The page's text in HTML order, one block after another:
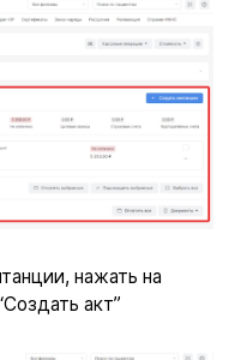
нажать на
акт”